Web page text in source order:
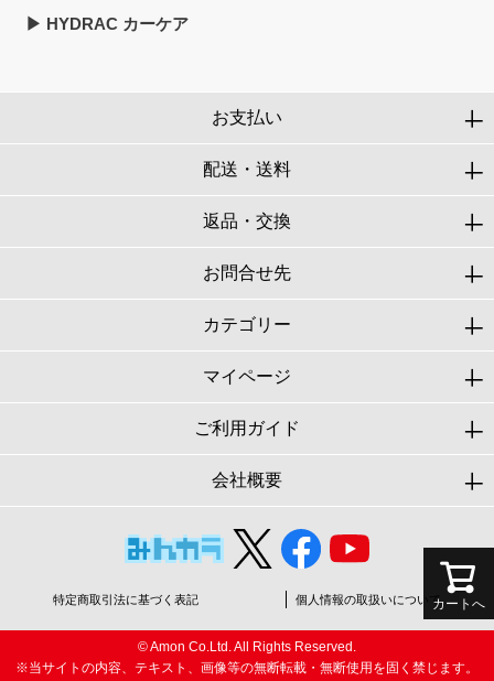
カートへ
▶︎ HYDRAC カーケア
お支払い
配送・送料
返品・交換
お問合せ先
カテゴリー
マイページ
ご利用ガイド
会社概要
特定商取引法に基づく表記 個人情報の取扱いについて
© Amon Co.Ltd. All Rights Reserved.
※当サイトの内容、テキスト、画像等の無断転載・無断使用を固く禁じます。